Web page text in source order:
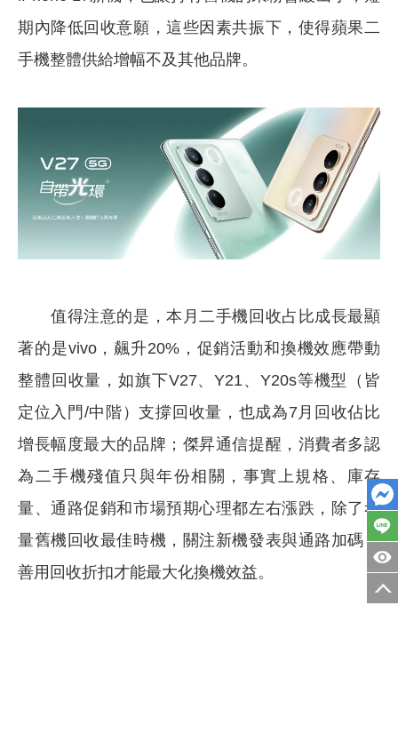
期內降低回收意願，這些因素共振下，使得蘋果二
手機整體供給增幅不及其他品牌。
值得注意的是，本月二手機回收占比成長最顯
著的是vivo，飆升20%，促銷活動和換機效應帶動
整體回收量，如旗下V27、Y21、Y20s等機型（皆
定位入門/中階）支撐回收量，也成為7月回收佔比
增長幅度最大的品牌；傑昇通信提醒，消費者多認
為二手機殘值只與年份相關，事實上規格、庫存
量、通路促銷和市場預期心理都左右漲跌，除了考
量舊機回收最佳時機，關注新機發表與通路加碼，
善用回收折扣才能最大化換機效益。